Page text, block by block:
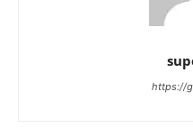
https://